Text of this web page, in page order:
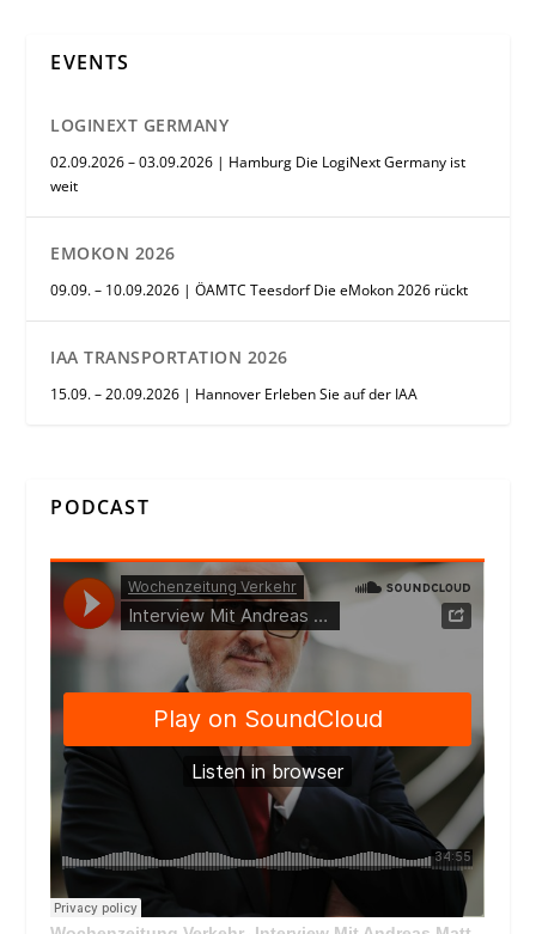
EVENTS
LOGINEXT GERMANY
02.09.2026 – 03.09.2026 | Hamburg Die LogiNext Germany ist
weit
EMOKON 2026
09.09. – 10.09.2026 | ÖAMTC Teesdorf Die eMokon 2026 rückt
IAA TRANSPORTATION 2026
15.09. – 20.09.2026 | Hannover Erleben Sie auf der IAA
PODCAST